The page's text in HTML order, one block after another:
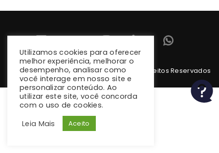
Copyright 2026 climba.com.br. Todos os Direitos Reservados
Utilizamos cookies para oferecer
melhor experiência, melhorar o
desempenho, analisar como
você interage em nosso site e
personalizar conteúdo. Ao
utilizar este site, você concorda
com o uso de cookies.
Leia Mais
Aceito